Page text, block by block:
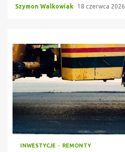
Szymon Walkowiak 18 czerwca 2026
INWESTYCJE REMONTY